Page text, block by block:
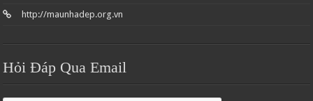
http://maunhadep.org.vn
Hỏi Đáp Qua Email